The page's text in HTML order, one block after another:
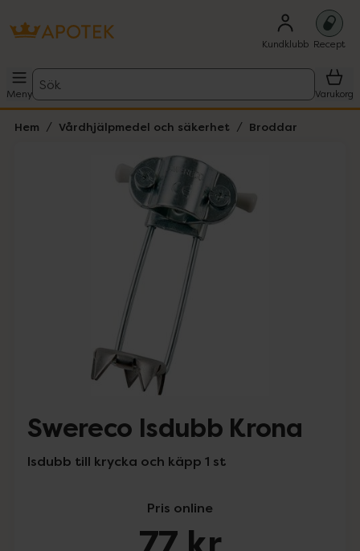
Kundklubb Recept
Meny
Sök
Varukorg
Hem Vårdhjälpmedel och säkerhet Broddar
Lista: . Innehåller 1 objekt.
Swereco Isdubb Krona
Isdubb till krycka och käpp 1 st
Pris online